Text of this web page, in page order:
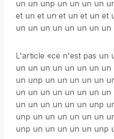
un un unp un un un un
et un et un et un et un et
un un un un un un un
L'article «ce n'est pas un
un un un un un un un
un unp un un un un un
un un un un un un un
un un un un un un unp
unp un un un un un un
unp un un un un un unp